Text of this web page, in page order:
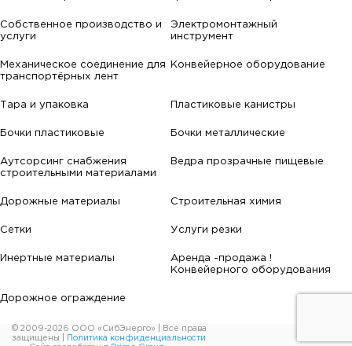
Собственное производство и
услуги
Электромонтажный
инструмент
Механическое соединение для
транспортёрных лент
Конвейерное оборудование
Тара и упаковка Пластиковые канистры
Бочки пластиковые Бочки металлические
Аутсорсинг снабжения
строительными материалами
Ведра прозрачные пищевые
Дорожные материалы Строительная химия
Сетки Услуги резки
Инертные материалы
Аренда -продажа !
Конвейерного оборудования
Дорожное ограждение
© 2009-2026 ООО «СибЭнерго» | Все права
защищены |
Политика конфиденциальности